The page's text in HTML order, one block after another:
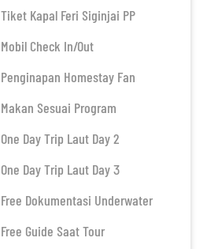
Tiket Kapal Feri Siginjai PP
Mobil Check In/Out
Penginapan Homestay Fan
Makan Sesuai Program
One Day Trip Laut Day 2
One Day Trip Laut Day 3
Free Dokumentasi Underwater
Free Guide Saat Tour